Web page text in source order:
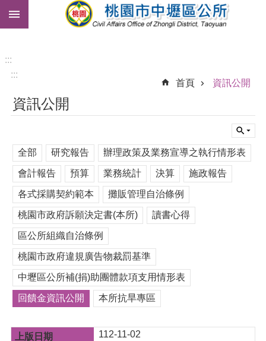
跳到主要內容區塊
公
車
階
搜
本
區
介
紹
訊
息
告
:::
:::
首頁
資訊公開
資訊公開
全部 研究報告 辦理政策及業務宣導之執行情形表
會計報告 預算 業務統計 決算 施政報告
各式採購契約範本 攤販管理自治條例
桃園市政府訴願決定書(本所) 讀書心得
區公所組織自治條例
桃園市政府違規廣告物裁罰基準
中壢區公所補(捐)助團體款項支用情形表
回饋金資訊公開 本所抗旱專區
112-11-02